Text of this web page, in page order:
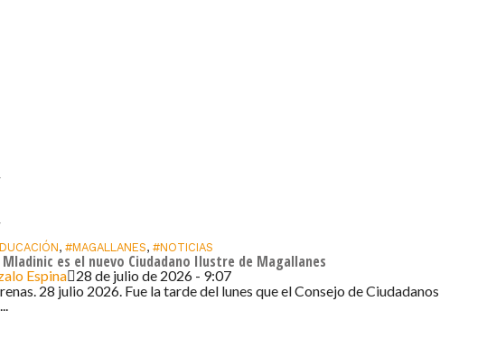
,#MAGALLANES,#NOTICIAS
es el nuevo Ciudadano Ilustre de Magallanes
Espina 28 de julio de 2026 - 9:07
28 julio 2026. Fue la tarde del lunes que el Consejo de Ciudadanos